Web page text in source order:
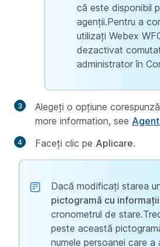
că este disponibil
agenții.Pentru a
utilizați Webex
dezactivat
administrator în
Alegeți o opțiune
more information, see
Faceți clic pe Aplicare.
Dacă modificați starea
pictogramă cu
cronometrul de
peste această
numele persoanei care